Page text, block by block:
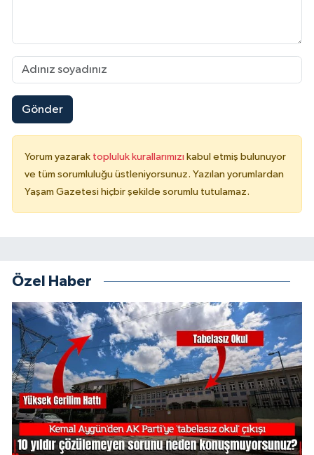
Gönder
Yorum yazarak topluluk kurallarımızı kabul etmiş bulunuyor
ve tüm sorumluluğu üstleniyorsunuz. Yazılan yorumlardan
Yaşam Gazetesi hiçbir şekilde sorumlu tutulamaz.
Özel Haber